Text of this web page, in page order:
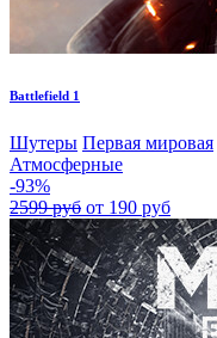
Battlefield 1
Шутеры Первая мировая
Атмосферные
-93%
2599 руб от 190 руб